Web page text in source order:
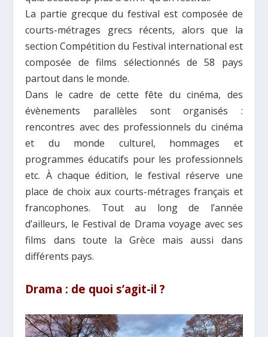
La partie grecque du festival est composée de
courts-métrages grecs récents, alors que la
section Compétition du Festival international est
composée de films sélectionnés de 58 pays
partout dans le monde.
Dans le cadre de cette fête du cinéma, des
évènements parallèles sont organisés :
rencontres avec des professionnels du cinéma
et du monde culturel, hommages et
programmes éducatifs pour les professionnels
etc. À chaque édition, le festival réserve une
place de choix aux courts-métrages français et
francophones. Tout au long de l’année
d’ailleurs, le Festival de Drama voyage avec ses
films dans toute la Grèce mais aussi dans
différents pays.
Drama : de quoi s’agit-il ?